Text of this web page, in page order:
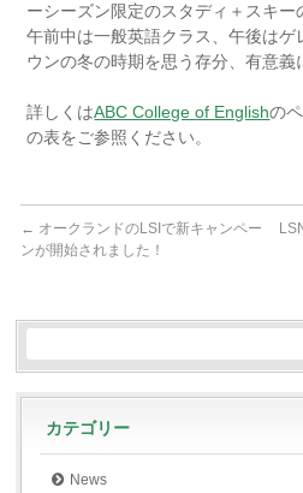
ーシーズン限定のスタディ＋スキー
午前中は一般英語クラス、午後は
ウンの冬の時期を思う存分、有意義
詳しくはABC College of Englishの
の表をご参照ください。
← オークランドのLSIで新キャンペー
ンが開始されました！
カテゴリー
News